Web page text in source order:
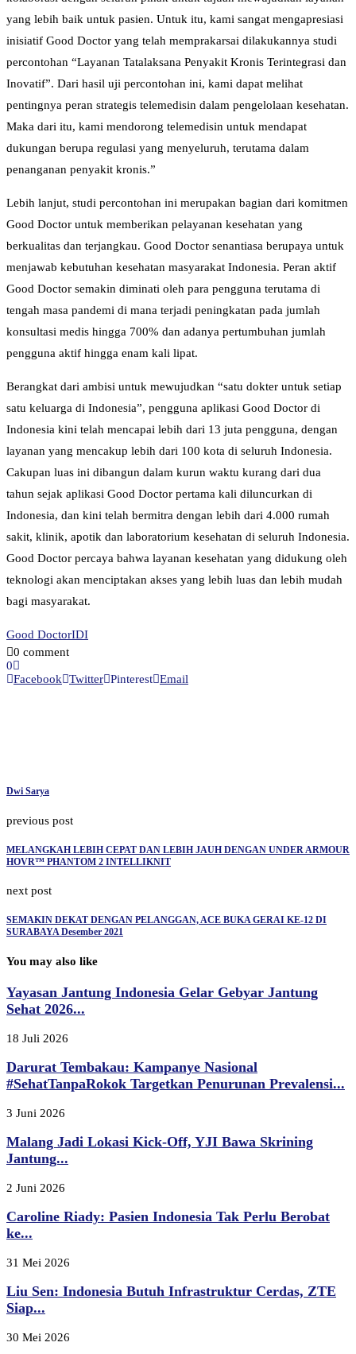
yang lebih baik untuk pasien. Untuk itu, kami sangat mengapresiasi
inisiatif Good Doctor yang telah memprakarsai dilakukannya studi
percontohan “Layanan Tatalaksana Penyakit Kronis Terintegrasi dan
Inovatif”. Dari hasil uji percontohan ini, kami dapat melihat
pentingnya peran strategis telemedisin dalam pengelolaan kesehatan.
Maka dari itu, kami mendorong telemedisin untuk mendapat
dukungan berupa regulasi yang menyeluruh, terutama dalam
penanganan penyakit kronis.”
Lebih lanjut, studi percontohan ini merupakan bagian dari komitmen
Good Doctor untuk memberikan pelayanan kesehatan yang
berkualitas dan terjangkau. Good Doctor senantiasa berupaya untuk
menjawab kebutuhan kesehatan masyarakat Indonesia. Peran aktif
Good Doctor semakin diminati oleh para pengguna terutama di
tengah masa pandemi di mana terjadi peningkatan pada jumlah
konsultasi medis hingga 700% dan adanya pertumbuhan jumlah
pengguna aktif hingga enam kali lipat.
Berangkat dari ambisi untuk mewujudkan “satu dokter untuk setiap
satu keluarga di Indonesia”, pengguna aplikasi Good Doctor di
Indonesia kini telah mencapai lebih dari 13 juta pengguna, dengan
layanan yang mencakup lebih dari 100 kota di seluruh Indonesia.
Cakupan luas ini dibangun dalam kurun waktu kurang dari dua
tahun sejak aplikasi Good Doctor pertama kali diluncurkan di
Indonesia, dan kini telah bermitra dengan lebih dari 4.000 rumah
sakit, klinik, apotik dan laboratorium kesehatan di seluruh Indonesia.
Good Doctor percaya bahwa layanan kesehatan yang didukung oleh
teknologi akan menciptakan akses yang lebih luas dan lebih mudah
bagi masyarakat.
Good DoctorIDI
0 comment
0
Facebook Twitter Pinterest Email
Dwi Sarya
previous post
MELANGKAH LEBIH CEPAT DAN LEBIH JAUH DENGAN UNDER ARMOUR
HOVR™ PHANTOM 2 INTELLIKNIT
next post
SEMAKIN DEKAT DENGAN PELANGGAN, ACE BUKA GERAI KE-12 DI
SURABAYA Desember 2021
You may also like
Yayasan Jantung Indonesia Gelar Gebyar Jantung
Sehat 2026...
18 Juli 2026
Darurat Tembakau: Kampanye Nasional
#SehatTanpaRokok Targetkan Penurunan Prevalensi...
3 Juni 2026
Malang Jadi Lokasi Kick-Off, YJI Bawa Skrining
Jantung...
2 Juni 2026
Caroline Riady: Pasien Indonesia Tak Perlu Berobat
ke...
31 Mei 2026
Liu Sen: Indonesia Butuh Infrastruktur Cerdas, ZTE
Siap...
30 Mei 2026